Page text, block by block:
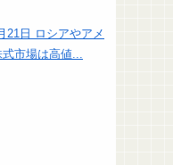
21日 ロシアやアメ
市場は高値...